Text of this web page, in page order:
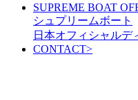
SUPREME BOAT
シュプリームボート
日本オフィシャルデ
CONTACT>